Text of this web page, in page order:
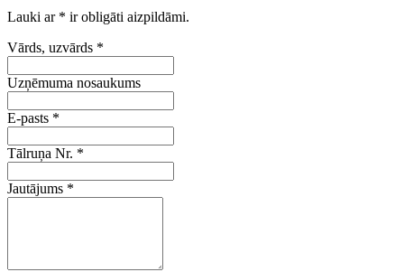
Lauki ar * ir obligāti aizpildāmi.
Vārds, uzvārds *
Uzņēmuma nosaukums
E-pasts *
Tālruņa Nr. *
Jautājums *